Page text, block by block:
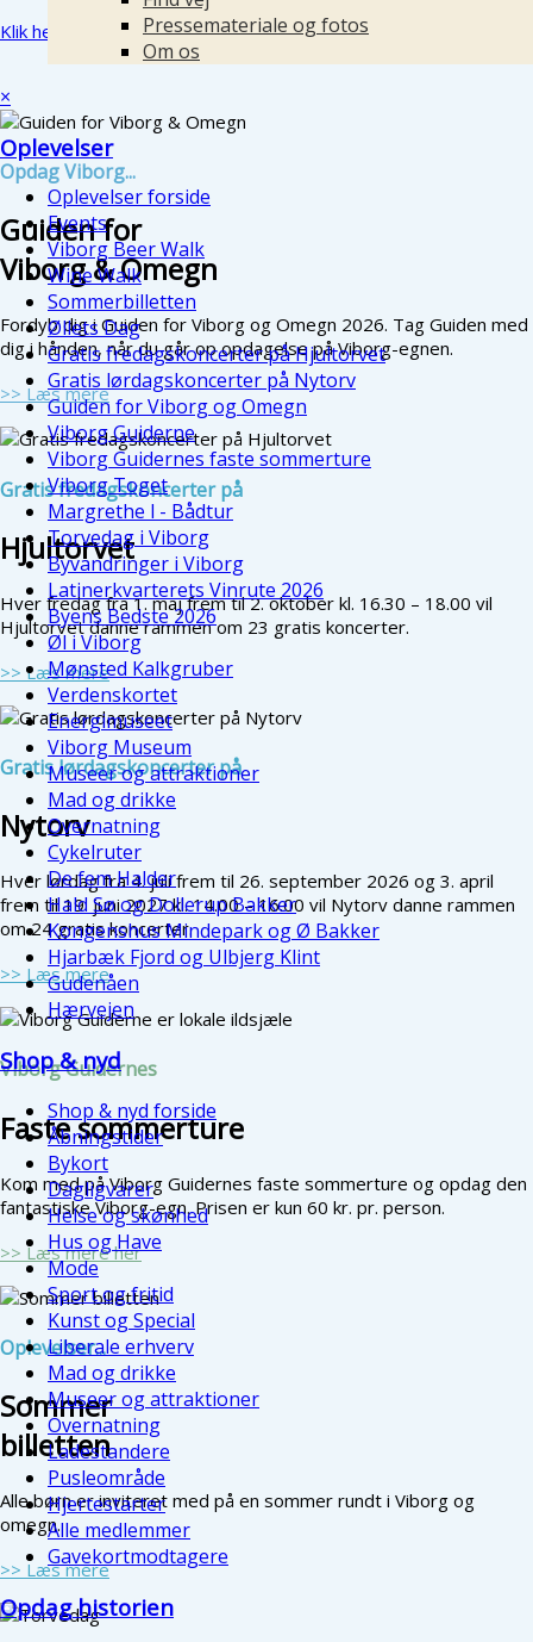
Pressemateriale og fotos
Om os
×
Oplevelser
Oplevelser forside
Events
Viborg Beer Walk
Wine Walk
Sommerbilletten
Øllets Dag
Gratis fredagskoncerter på Hjultorvet
Gratis lørdagskoncerter på Nytorv
Guiden for Viborg og Omegn
Viborg Guiderne
Viborg Guidernes faste sommerture
Viborg Toget
Margrethe l - Bådtur
Torvedag i Viborg
Byvandringer i Viborg
Latinerkvarterets Vinrute 2026
Byens Bedste 2026
Øl i Viborg
Mønsted Kalkgruber
Verdenskortet
Energimuseet
Viborg Museum
Museer og attraktioner
Mad og drikke
Overnatning
Cykelruter
De fem Halder
Hald Sø og Dollerup Bakker
Kongenshus Mindepark og Ø Bakker
Hjarbæk Fjord og Ulbjerg Klint
Gudenåen
Hærvejen
Shop & nyd
Shop & nyd forside
Åbningstider
Bykort
Dagligvarer
Helse og skønhed
Hus og Have
Mode
Sport og fritid
Kunst og Special
Liberale erhverv
Mad og drikke
Museer og attraktioner
Overnatning
Ladestandere
Pusleområde
Hjertestarter
Alle medlemmer
Gavekortmodtagere
Opdag historien
Klik her for at se et kort over ruten
Opdag Viborg...
Guiden for
Viborg & Omegn
Fordyb dig i Guiden for Viborg og Omegn 2026. Tag Guiden med
dig i hånden, når du går op opdagelse på Viborg-egnen.
>> Læs mere
Gratis fredagskoncerter på
Hjultorvet
Hver fredag fra 1. maj frem til 2. oktober kl. 16.30 – 18.00 vil
Hjultorvet danne rammen om 23 gratis koncerter.
>> Læs mere
Gratis lørdagskoncerter på
Nytorv
Hver lørdag fra 4. juli frem til 26. september 2026 og 3. april
frem til 19. juni 2027 kl. 14.00 – 16.00 vil Nytorv danne rammen
om 24 gratis koncerter.
>> Læs mere
Viborg Guidernes
Faste sommerture
Kom med på Viborg Guidernes faste sommerture og opdag den
fantastiske Viborg-egn. Prisen er kun 60 kr. pr. person.
>> Læs mere her
Oplevelser...
Sommer
billetten
Alle børn er inviteret med på en sommer rundt i Viborg og
omegn.
>> Læs mere